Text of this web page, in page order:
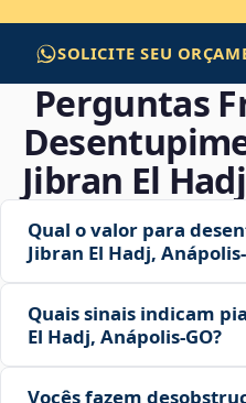
SOLICITE SEU
Perguntas
Jibran El
Qual o valor para
Jibran El Hadj,
Quais sinais indicam
El Hadj, Anápolis‑GO?
Vocês fazem